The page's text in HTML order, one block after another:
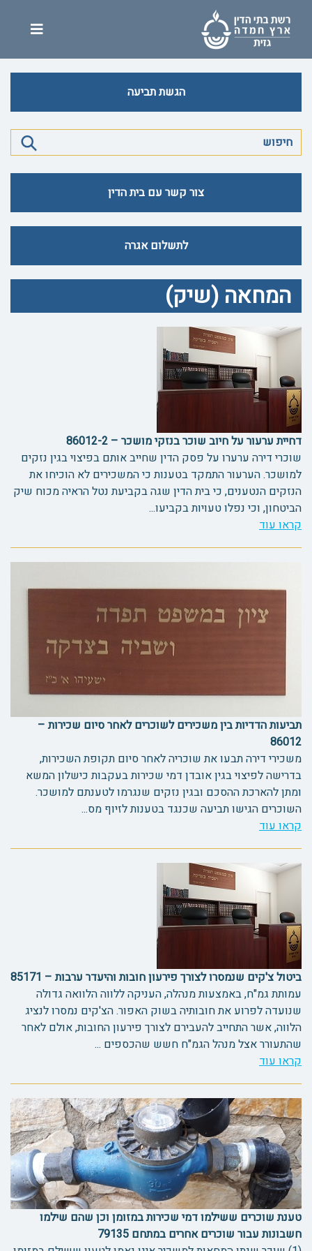
הגשת תביעה
צור קשר עם בית הדין
לתשלום אגרה
המחאה (שיק)
דחיית ערעור על חיוב שוכר בנזקי מושכר – 86012-2
שוכרי דירה ערערו על פסק הדין שחייב אותם בפיצוי בגין נזקים
למושכר. הערעור התמקד בטענות כי המשכירים לא הוכיחו את
הנזקים הנטענים, כי בית הדין שגה בקביעת נטל הראיה מכוח שיק
הביטחון, וכי נפלו טעויות בקביעו...
קראו עוד
תביעות הדדיות בין משכירים לשוכרים לאחר סיום שכירות –
86012
משכירי דירה תבעו את שוכריה לאחר סיום תקופת השכירות,
בדרישה לפיצוי בגין אובדן דמי שכירות בעקבות כישלון המשא
ומתן להארכת ההסכם ובגין נזקים שנגרמו לטענתם למושכר.
השוכרים הגישו תביעה שכנגד בטענות לזיוף מס...
קראו עוד
ביטול צ'קים שנמסרו לצורך פירעון חובות והיעדר ערבות – 85171
עמותת גמ"ח, באמצעות מנהלה, העניקה ללווה הלוואה גדולה
שנועדה לפרוע את חובותיה בשוק האפור. הצ'קים נמסרו לנציג
הלווה, אשר התחייב להעבירם לצורך פירעון החובות, אולם לאחר
שהתעורר אצל מנהל הגמ"ח חשש שהכספים ...
קראו עוד
טענת שוכרים ששילמו דמי שכירות במזומן וכן שהם שילמו
חשבונות עבור שוכרים אחרים במתחם 79135